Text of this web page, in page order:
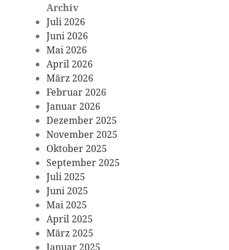
Archiv
Juli 2026
Juni 2026
Mai 2026
April 2026
März 2026
Februar 2026
Januar 2026
Dezember 2025
November 2025
Oktober 2025
September 2025
Juli 2025
Juni 2025
Mai 2025
April 2025
März 2025
Januar 2025